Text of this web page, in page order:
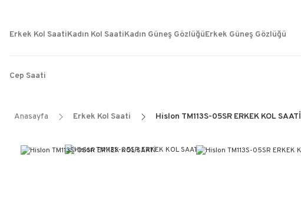
Erkek Kol SaatiKadın Kol SaatiKadın Güneş GözlüğüErkek Güneş Gözlüğü
Cep Saati
Anasayfa Erkek Kol Saati Hislon TM113S-05SR ERKEK KOL SAATİ